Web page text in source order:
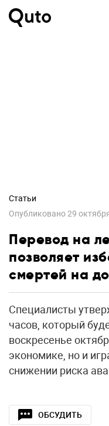
Статьи
Опубликовано29
Перевод на
позволяет
смертей на
Специалисты
часов, который
воскресенье
экономике, но и
снижении риска
ОБСУДИТЬ